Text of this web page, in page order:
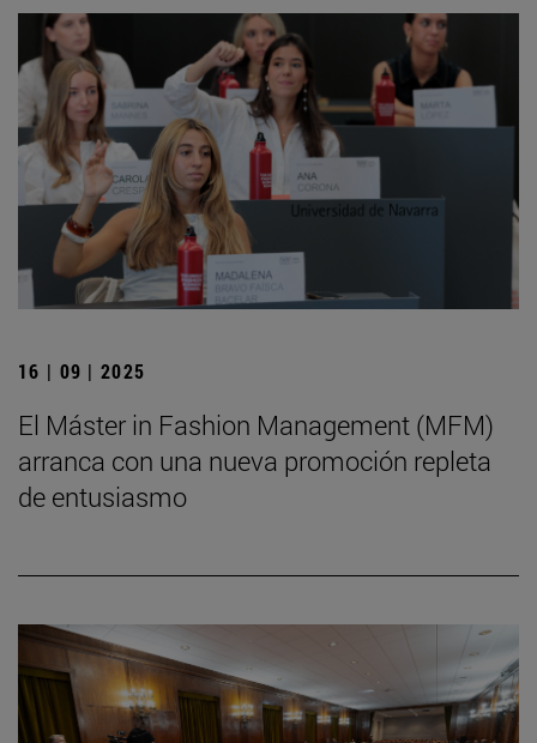
16 | 09 | 2025
El Máster in Fashion Management (MFM)
arranca con una nueva promoción repleta
de entusiasmo